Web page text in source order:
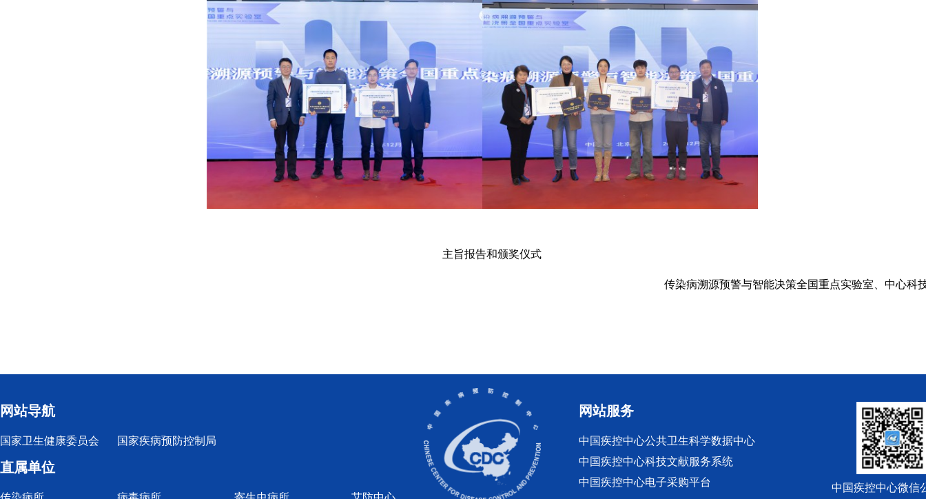
主旨报告和颁奖仪式
传染病溯源预警与智能决策全国重点实验室、中心科
网站导航
国家卫生健康委员会 国家疾病预防控制局
直属单位
网站服务
中国疾控中心公共卫生科学数据中心
中国疾控中心科技文献服务系统
中国疾控中心电子采购平台
中国疾控中心微信